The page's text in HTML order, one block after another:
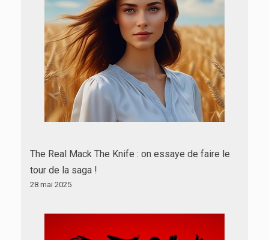
The Real Mack The Knife : on essaye de faire le
tour de la saga !
28 mai 2025